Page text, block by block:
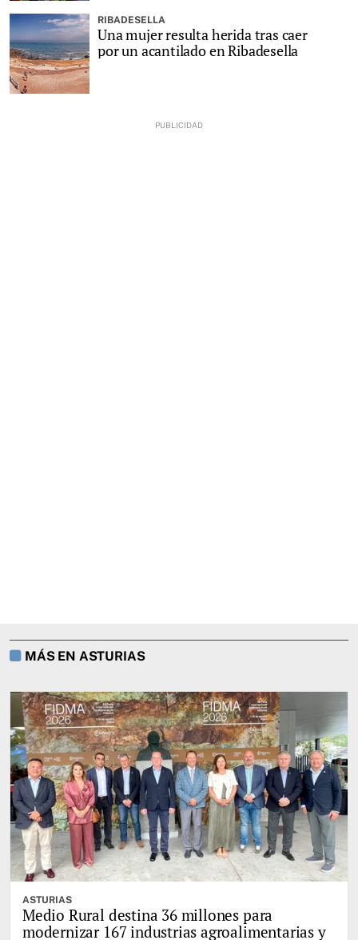
RIBADESELLA
Una mujer resulta herida tras caer
por un acantilado en Ribadesella
MÁS EN ASTURIAS
ASTURIAS
Medio Rural destina 36 millones para
modernizar 167 industrias agroalimentarias y